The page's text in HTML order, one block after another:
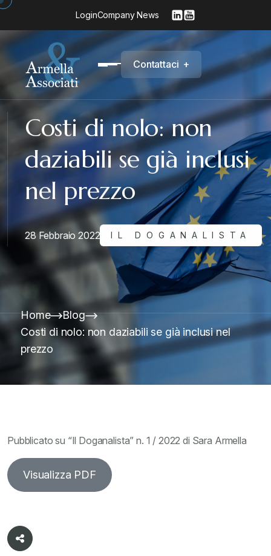
LoginCompany News
Contattaci +
Costi di nolo: non
daziabili se già inclusi
nel prezzo
28 Febbraio 2022 IL DOGANALISTA
Home
Blog
Costi di nolo: non daziabili se già inclusi nel
prezzo
Pubblicato su “Il Doganalista” n. 1 / 2022 di Sara Armella
Visualizza PDF